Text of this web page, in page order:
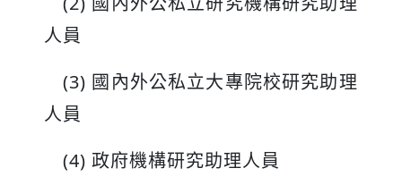
人員
(3) 國內外公私立大專院校研究助理
人員
(4) 政府機構研究助理人員